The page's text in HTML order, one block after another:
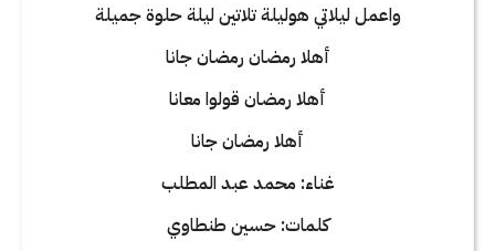
واعمل ليلاتي هوليلة تلاتين ليلة حلوة جميلة
أهلا رمضان رمضان جانا
أهلا رمضان قولوا معانا
أهلا رمضان جانا
غناء: محمد عبد المطلب
كلمات: حسين طنطاوي